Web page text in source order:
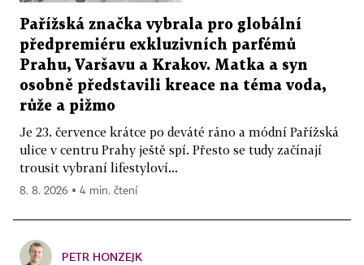
Pařížská značka vybrala pro globální
předpremiéru exkluzivních parfémů
Prahu, Varšavu a Krakov. Matka a syn
osobně představili kreace na téma voda,
růže a pižmo
Je 23. července krátce po deváté ráno a módní Pařížská
ulice v centru Prahy ještě spí. Přesto se tudy začínají
trousit vybraní lifestyloví...
8. 8. 2026 ▪ 4 min. čtení
PETR HONZEJK